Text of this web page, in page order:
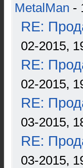
MetalMan -
RE:
02-2015,
RE:
02-2015,
RE:
03-2015,
RE:
03-2015,